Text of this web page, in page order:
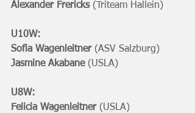
Alexander Frericks (Triteam Hallein)
U10W:
Sofia Wagenleitner (ASV Salzburg)
Jasmine Akabane (USLA)
U8W:
Felicia Wagenleitner (USLA)